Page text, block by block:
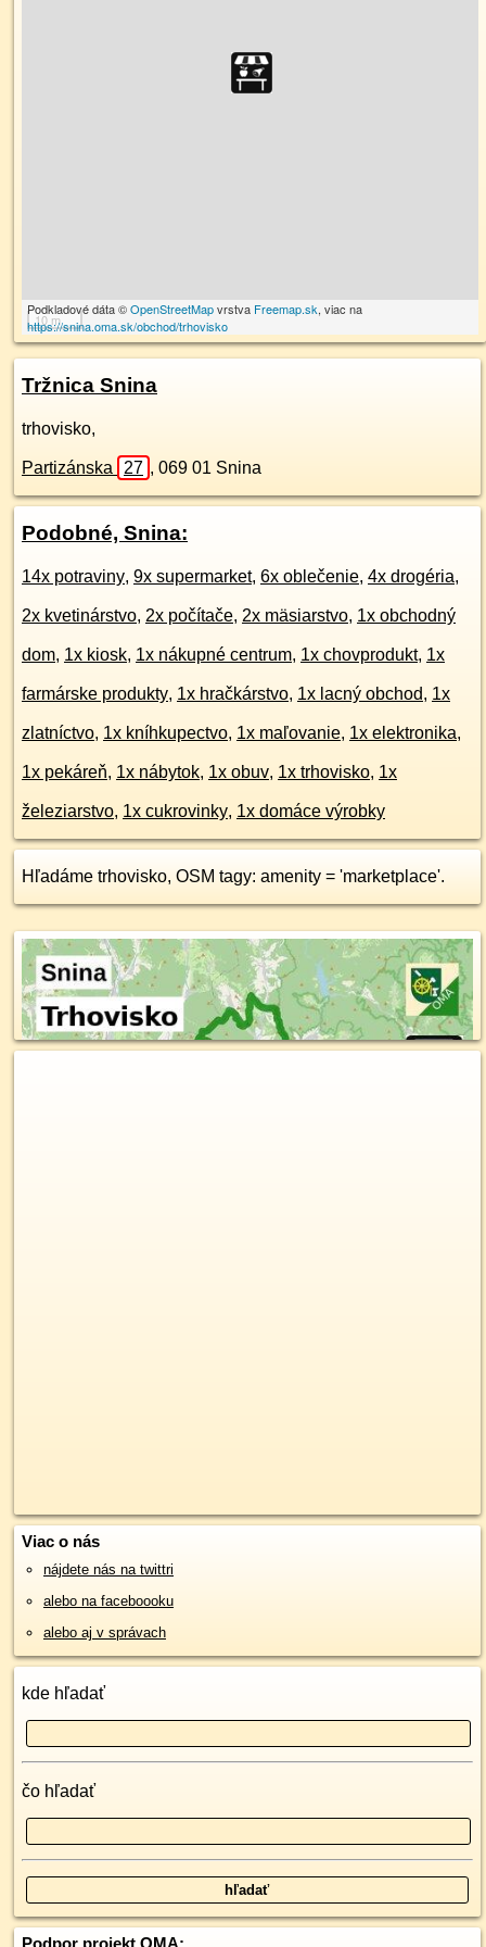
10 m
Podkladové dáta ©OpenStreetMapvrstva Freemap.sk, viac na
https://snina.oma.sk/obchod/trhovisko
Tržnica Snina
trhovisko,
Partizánska 27 , 069 01 Snina
Podobné, Snina:
14x potraviny, 9x supermarket, 6x oblečenie, 4x drogéria,
2x kvetinárstvo, 2x počítače, 2x mäsiarstvo, 1x obchodný
dom, 1x kiosk, 1x nákupné centrum, 1x chovprodukt, 1x
farmárske produkty, 1x hračkárstvo, 1x lacný obchod, 1x
zlatníctvo, 1x kníhkupectvo, 1x maľovanie, 1x elektronika,
1x pekáreň, 1x nábytok, 1x obuv, 1x trhovisko, 1x
železiarstvo, 1x cukrovinky, 1x domáce výrobky
Hľadáme trhovisko, OSM tagy: amenity = 'marketplace'.
Viac o nás
nájdete nás na twittri
alebo na faceboooku
alebo aj v správach
kde hľadať
čo hľadať
Podpor projekt OMA: